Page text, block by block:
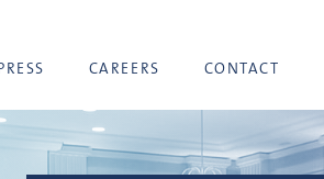
CAREERS CONTACT